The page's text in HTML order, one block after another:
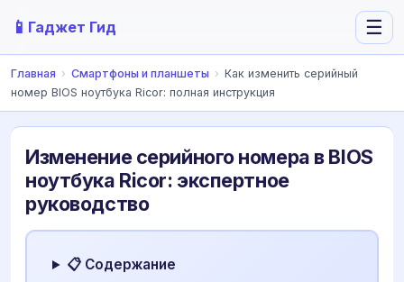
📱 Гаджет Гид ☰
Главная › Смартфоны и планшеты › Как изменить серийный
номер BIOS ноутбука Ricor: полная инструкция
Изменение серийного номера в BIOS
ноутбука Ricor: экспертное
руководство
📋 Содержание